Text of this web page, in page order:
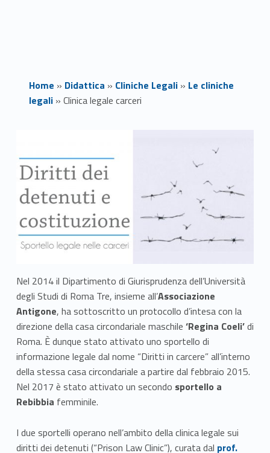
Home » Didattica » Cliniche Legali» Le cliniche
legali» Clinica legale carceri
l
i
n
i
a
l
e
g
a
l
e
Nel 2014 il Dipartimento di Giurisprudenza dell’Università
degli Studi di Roma Tre, insieme all’Associazione
Antigone, ha sottoscritto un protocollo d’intesa con la
direzione della casa circondariale maschile ‘Regina Coeli’di
Roma. È dunque stato attivato uno sportello di
informazione legale dal nome “Diritti in carcere” all’interno
della stessa casa circondariale a partire dal febbraio 2015.
Nel 2017 è stato attivato un secondo sportello a
Rebibbia femminile.
I due sportelli operano nell’ambito della clinica legale sui
diritti dei detenuti (“Prison Law Clinic”), curata dal prof.